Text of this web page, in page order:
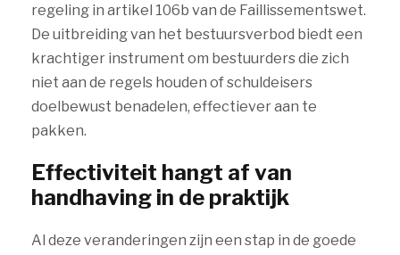
regeling in artikel 106b van de Faillissementswet.
De uitbreiding van het bestuursverbod biedt een
krachtiger instrument om bestuurders die zich
niet aan de regels houden of schuldeisers
doelbewust benadelen, effectiever aan te
pakken.
Effectiviteit hangt af van
handhaving in de praktijk
Al deze veranderingen zijn een stap in de goede